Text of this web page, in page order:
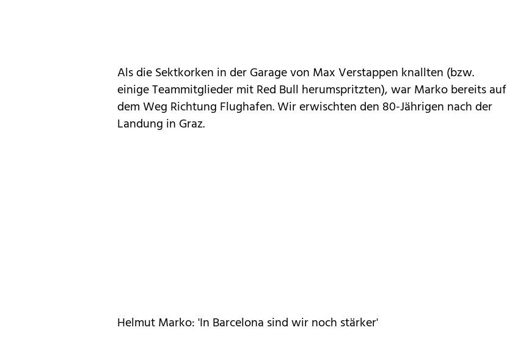
Als die Sektkorken in der Garage von Max Verstappen knallten (bzw.
einige Teammitglieder mit Red Bull herumspritzten), war Marko bereits auf
dem Weg Richtung Flughafen. Wir erwischten den 80-Jährigen nach der
Landung in Graz.
Helmut Marko: 'In Barcelona sind wir noch stärker'